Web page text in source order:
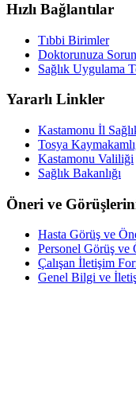
Hızlı Bağlantılar
Tıbbi Birimler
Doktorunuza Sorun
Sağlık Uygulama
Yararlı Linkler
Kastamonu İl
Tosya
Kastamonu Valiliği
Sağlık Bakanlığı
Öneri ve
Hasta Görüş ve
Personel Görüş ve
Çalışan İletişim
Genel Bilgi ve